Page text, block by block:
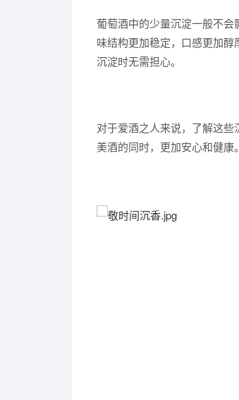
葡萄酒中的少量沉淀一般不
味结构更加稳定，口感更加
沉淀时无需担心。
对于爱酒之人来说，了解这
美酒的同时，更加安心和健康。